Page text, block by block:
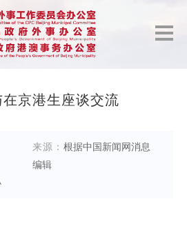
京港生座谈交流
来源： 根据中国新闻网消息
编辑